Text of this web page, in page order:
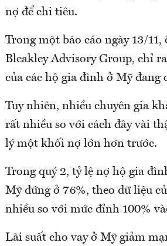
nợ để chi tiêu.
Trong một báo cáo ngày 13/
Bleakley Advisory Group, chỉ
của các hộ gia đình ở Mỹ đang
Tuy nhiên, nhiều chuyên gia
rất nhiều so với cách đây vài
lý một khối nợ lớn hơn trước.
Trong quý 2, tỷ lệ nợ hộ gia
Mỹ đứng ở 76%, theo dữ liệu
nhiều so với mức đỉnh 100%
Lãi suất cho vay ở Mỹ giảm